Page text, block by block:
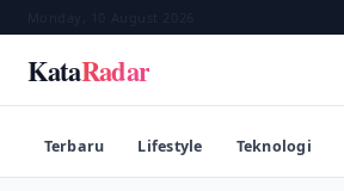
KataRadar
Terbaru Lifestyle Teknologi